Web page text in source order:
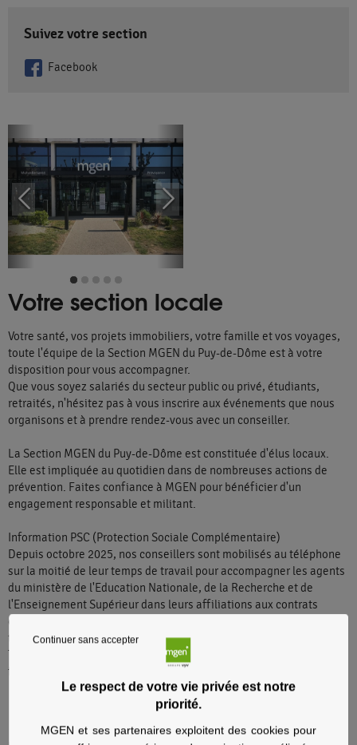
Le respect de votre vie privée est notre
priorité.
MGEN et ses partenaires exploitent des cookies pour
Continuer sans accepter
Suivez votre section
Facebook
Votre section locale
Votre santé, vos projets immobiliers, votre famille et vos voyages,
toute l'équipe de la Section MGEN du Puy-de-Dôme est à votre
disposition pour vous accompagner.
Que vous soyez salariés du secteur public ou privé, étudiants,
retraités, n'hésitez pas à vous inscrire aux événements que nous
organisons et à prendre rendez-vous avec un conseiller.
La Section MGEN du Puy-de-Dôme est constituée d'élus locaux.
Elle est impliquée au quotidien dans de nombreuses actions de
prévention. Faites confiance à MGEN pour bénéficier d'un
engagement responsable et militant.
Information PSC (Protection Sociale Complémentaire)
Depuis octobre 2025, nos conseillers sont mobilisés au téléphone
sur la moitié de leur temps de travail pour accompagner les agents
du ministère de l'Education Nationale, de la Recherche et de
l'Enseignement Supérieur dans leurs affiliations aux contrats
collectifs santé et prévoyance. Notre disponibilité en accueil se
trouve donc temporairement réduite, merci de nous en excuser.
Toute aide ou demande d’informations sur ces contrats collectifs se
fait par téléphone avec un numéro dédié : 09 72 72 16 17.